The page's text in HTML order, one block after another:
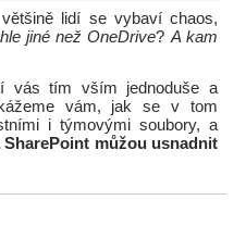
lidí se vybaví chaos,
jiné než OneDrive? A kam
vás tím vším jednoduše a
vám, jak se v tom
i týmovými soubory, a
SharePoint můžou usnadnit